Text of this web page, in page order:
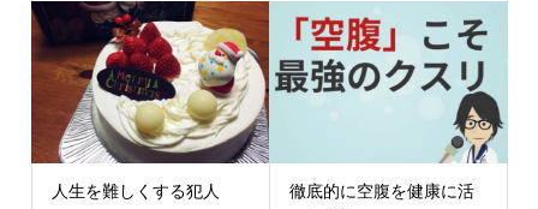
人生を難しくする犯人
徹底的に空腹を健康に活